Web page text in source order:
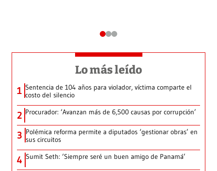
Lo más leído
1 Sentencia de 104 años para violador, víctima comparte el
costo del silencio
2 Procurador: ‘Avanzan más de 6,500 causas por corrupción’
3 Polémica reforma permite a diputados ‘gestionar obras’ en
sus circuitos
4 Sumit Seth: ‘Siempre seré un buen amigo de Panamá’